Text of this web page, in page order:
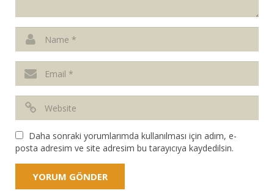
Daha sonraki yorumlarımda kullanılması için adım, e-
posta adresim ve site adresim bu tarayıcıya kaydedilsin.